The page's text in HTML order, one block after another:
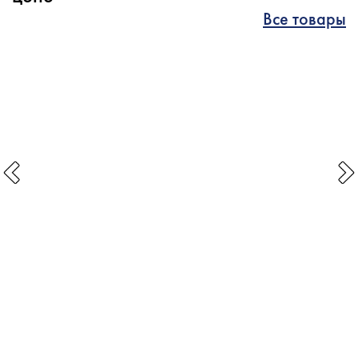
Все товары